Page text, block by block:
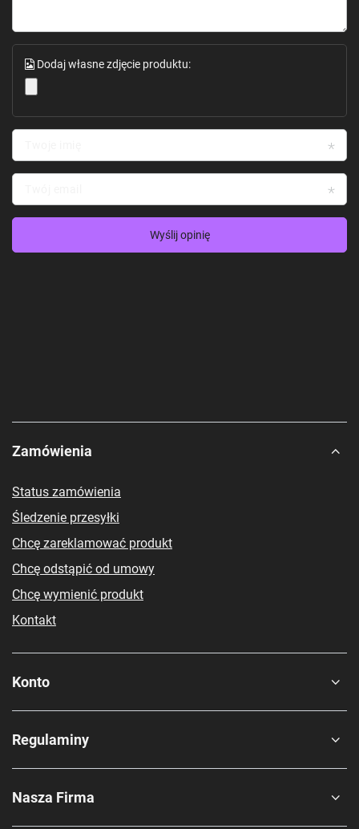
Dodaj własne zdjęcie produktu:
Wyślij opinię
Zamówienia
Status zamówienia
Śledzenie przesyłki
Chcę zareklamować produkt
Chcę odstąpić od umowy
Chcę wymienić produkt
Kontakt
Konto
Regulaminy
Nasza Firma